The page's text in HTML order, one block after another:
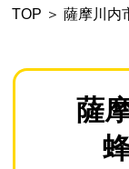
TOP ＞ 薩摩川内
薩